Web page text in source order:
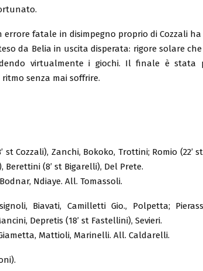
errore fatale in disimpegno proprio di Cozzali
da Belia in uscita disperata: rigore solare
virtualmente i giochi. Il finale è stata
senza mai soffrire.
st Cozzali), Zanchi, Bokoko, Trottini; Romio (22’
Berettini (8’ st Bigarelli), Del Prete.
Ndiaye. All. Tomassoli.
Biavati, Camilletti Gio., Polpetta;
Depretis (18’ st Fastellini), Sevieri.
Mattioli, Marinelli. All. Caldarelli.